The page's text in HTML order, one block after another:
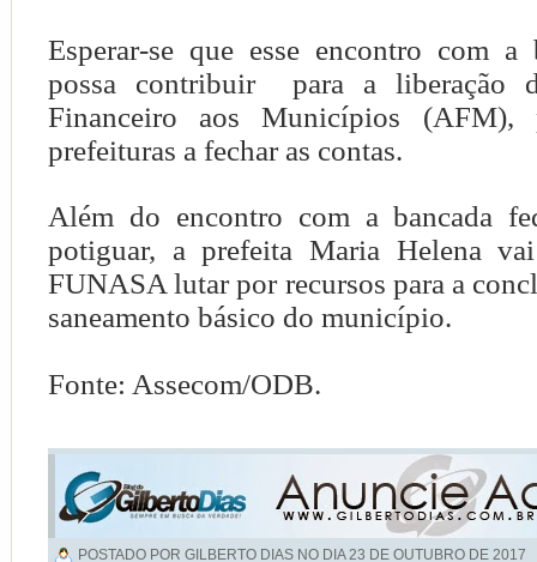
Esperar-se que esse encontro com a
possa contribuir para a liberação
Financeiro aos Municípios (AFM),
prefeituras a fechar as contas.
Além do encontro com a bancada
potiguar, a prefeita Maria Helena
FUNASA lutar por recursos para a
saneamento básico do município.
Fonte: Assecom/ODB.
POSTADO POR GILBERTO DIAS NO DIA 23 DE OUTUBRO DE 2017